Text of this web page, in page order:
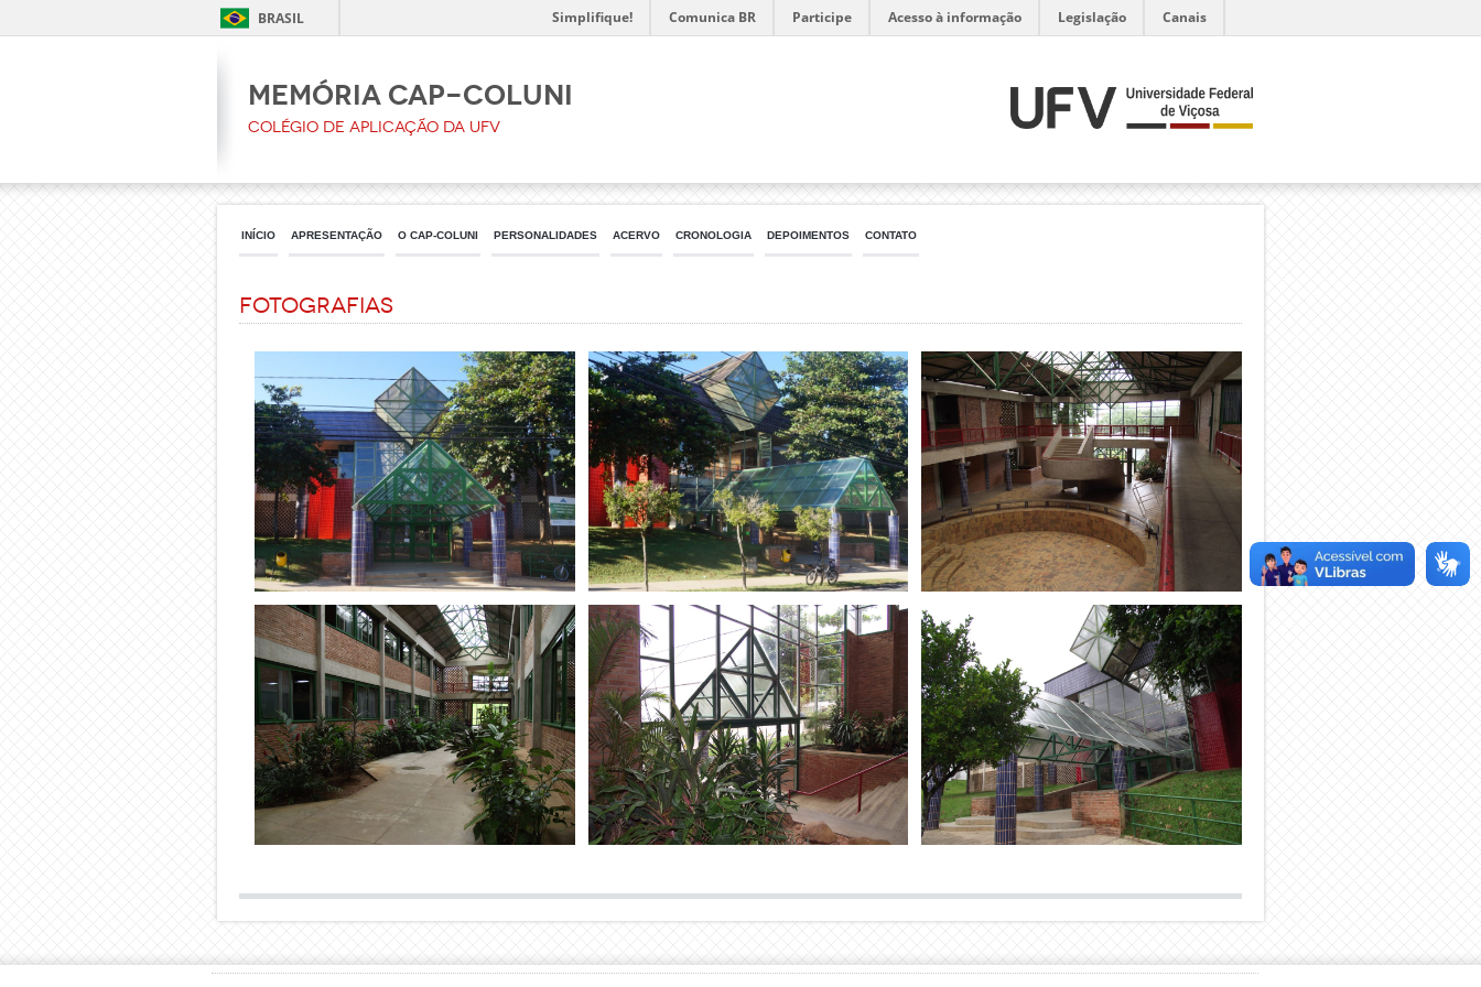
BRASIL Simplifique! Comunica BR Participe Acesso à informação Legislação Canais
Memória CAp-Coluni
Colégio de Aplicação da UFV
INÍCIO APRESENTAÇÃO O CAP-COLUNI PERSONALIDADES ACERVO CRONOLOGIA DEPOIMENTOS CONTATO
Fotografias